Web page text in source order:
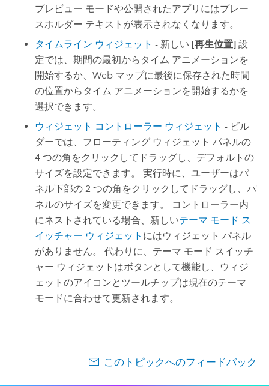
プレビュー モードや公開されたアプリにはプレー
スホルダー テキストが表示されなくなります。
タイムライン ウィジェット - 新しい [再生位置] 設
定では、期間の最初からタイム アニメーションを
開始するか、Web マップに最後に保存された時間
の位置からタイム アニメーションを開始するかを
選択できます。
ウィジェット コントローラー ウィジェット - ビル
ダーでは、フローティング ウィジェット パネルの
4 つの角をクリックしてドラッグし、デフォルトの
サイズを設定できます。 実行時に、ユーザーはパ
ネル下部の 2 つの角をクリックしてドラッグし、パ
ネルのサイズを変更できます。 コントローラー内
にネストされている場合、新しいテーマ モード ス
イッチャー ウィジェット にはウィジェット パネル
がありません。 代わりに、テーマ モード スイッチ
ャー ウィジェットはボタンとして機能し、ウィジ
ェットのアイコンとツールチップは現在のテーマ
モードに合わせて更新されます。
このトピックへのフィードバック